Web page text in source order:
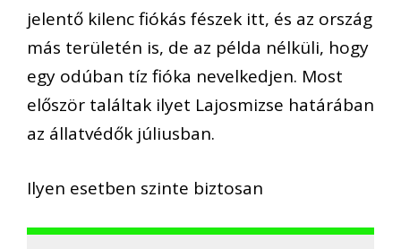
jelentő kilenc fiókás fészek itt, és az ország
más területén is, de az példa nélküli, hogy
egy odúban tíz fióka nevelkedjen. Most
először találtak ilyet Lajosmizse határában
az állatvédők júliusban.
Ilyen esetben szinte biztosan